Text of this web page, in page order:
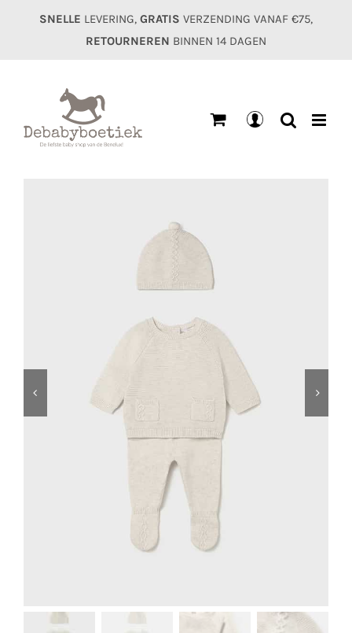
SNELLE LEVERING, GRATIS VERZENDING VANAF €75,
RETOURNEREN BINNEN 14 DAGEN